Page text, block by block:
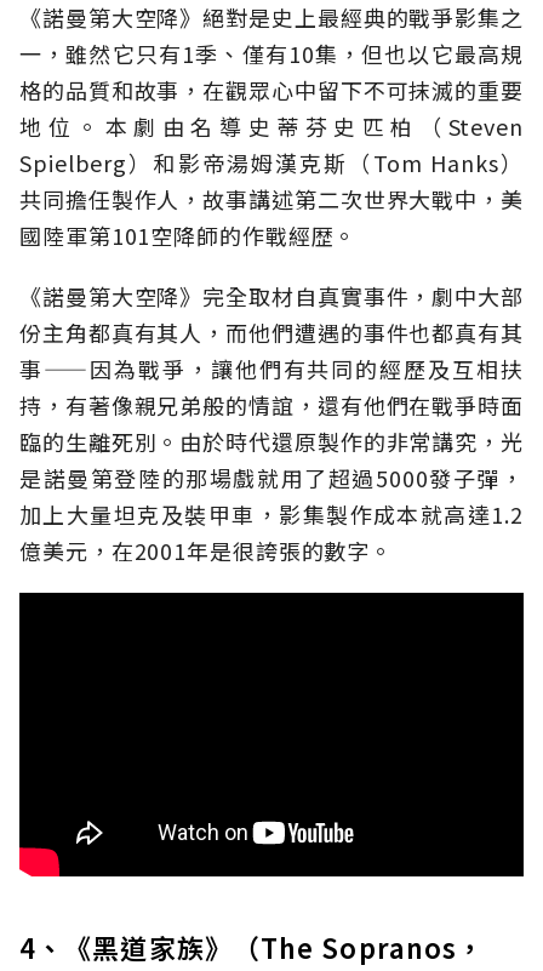
《諾曼第大空降》絕對是史上最經典的戰爭影集之
一，雖然它只有1季、僅有10集，但也以它最高規
格的品質和故事，在觀眾心中留下不可抹滅的重要
地位。本劇由名導史蒂芬史匹柏（Steven
Spielberg）和影帝湯姆漢克斯（Tom Hanks）
共同擔任製作人，故事講述第二次世界大戰中，美
國陸軍第101空降師的作戰經歴。
《諾曼第大空降》完全取材自真實事件，劇中大部
份主角都真有其人，而他們遭遇的事件也都真有其
事——因為戰爭，讓他們有共同的經歷及互相扶
持，有著像親兄弟般的情誼，還有他們在戰爭時面
臨的生離死別。由於時代還原製作的非常講究，光
是諾曼第登陸的那場戲就用了超過5000發子彈，
加上大量坦克及裝甲車，影集製作成本就高達1.2
億美元，在2001年是很誇張的數字。
4、《黑道家族》（The Sopranos，